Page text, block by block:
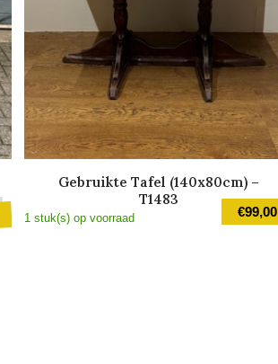
Oorspronkelijke
prijs
Gebruikte Tafel (140x80cm) –
T1483
€99,00
1 stuk(s) op voorraad